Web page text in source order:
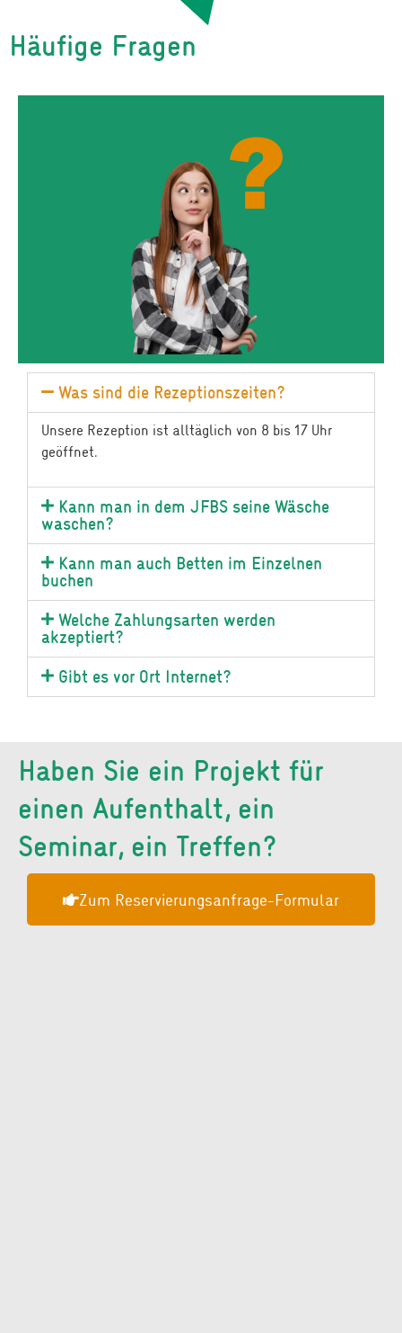
Häufige Fragen
Was sind die Rezeptionszeiten?
Unsere Rezeption ist alltäglich von 8 bis 17 Uhr
geöffnet.
Kann man in dem JFBS seine Wäsche
waschen?
Kann man auch Betten im Einzelnen
buchen
Welche Zahlungsarten werden
akzeptiert?
Gibt es vor Ort Internet?
Haben Sie ein Projekt für
einen Aufenthalt, ein
Seminar, ein Treffen?
Zum Reservierungsanfrage-Formular